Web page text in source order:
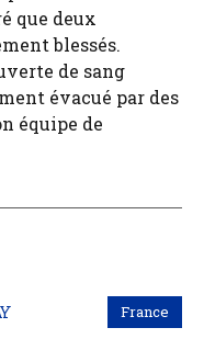
que deux
blessés.
de sang
évacué par des
équipe de
France